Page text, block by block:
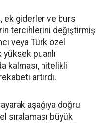
ek giderler ve burs
tercihlerini değiştirmiş
veya Türk özel
yüksek puanlı
kalması, nitelikli
artırdı.
aşağıya doğru
sıralaması büyük